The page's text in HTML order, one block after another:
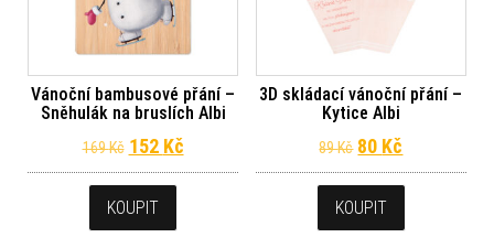
Vánoční bambusové přání –
Sněhulák na bruslích Albi
169Kč Původní cena byla: 169 Kč.
152 KčAktuální cena je: 152 Kč.
KOUPIT
3D skládací vánoční přání –
Kytice Albi
89Kč Původní cena
80 Kč
KOUPIT